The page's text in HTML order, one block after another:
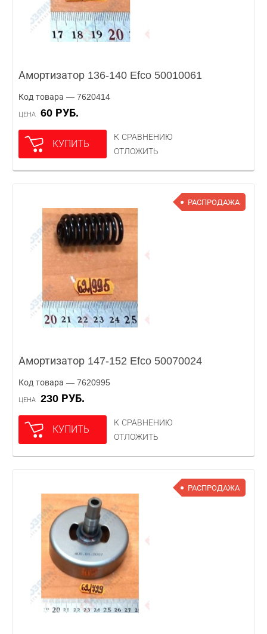
Амортизатор 136-140 Efco 50010061
Код товара — 7620414
ЦЕНА 60 РУБ.
КУПИТЬ
К СРАВНЕНИЮ
ОТЛОЖИТЬ
РАСПРОДАЖА
Амортизатор 147-152 Efco 50070024
Код товара — 7620995
ЦЕНА 230 РУБ.
КУПИТЬ
К СРАВНЕНИЮ
ОТЛОЖИТЬ
РАСПРОДАЖА